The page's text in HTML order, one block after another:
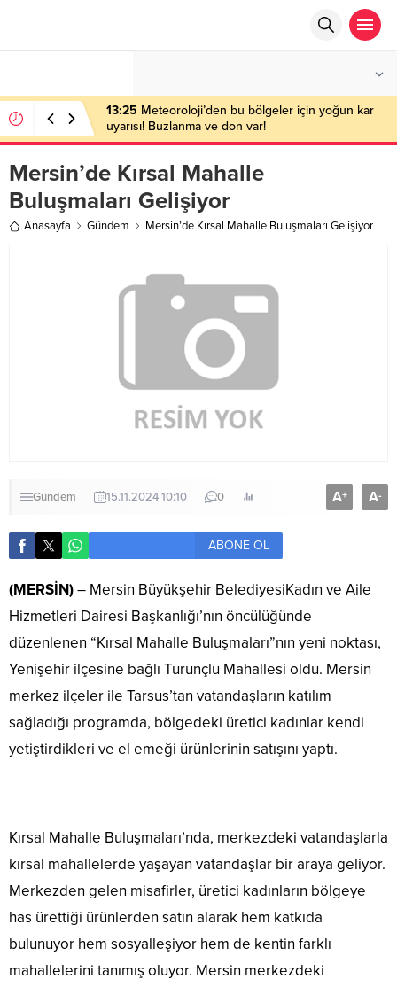
13:25 Meteoroloji’den bu bölgeler için yoğun kar
uyarısı! Buzlanma ve don var!
Mersin’de Kırsal Mahalle
Buluşmaları Gelişiyor
Anasayfa Gündem Mersin’de Kırsal Mahalle Buluşmaları Gelişiyor
Gündem 15.11.2024 10:10 0 A+ A-
ABONE OL
(MERSİN)– Mersin Büyükşehir BelediyesiKadın ve Aile
Hizmetleri Dairesi Başkanlığı’nın öncülüğünde
düzenlenen “Kırsal Mahalle Buluşmaları”nın yeni noktası,
Yenişehir ilçesine bağlı Turunçlu Mahallesi oldu. Mersin
merkez ilçeler ile Tarsus’tan vatandaşların katılım
sağladığı programda, bölgedeki üretici kadınlar kendi
yetiştirdikleri ve el emeği ürünlerinin satışını yaptı.
Kırsal Mahalle Buluşmaları’nda, merkezdeki vatandaşlarla
kırsal mahallelerde yaşayan vatandaşlar bir araya geliyor.
Merkezden gelen misafirler, üretici kadınların bölgeye
has ürettiği ürünlerden satın alarak hem katkıda
bulunuyor hem sosyalleşiyor hem de kentin farklı
mahallelerini tanımış oluyor. Mersin merkezdeki